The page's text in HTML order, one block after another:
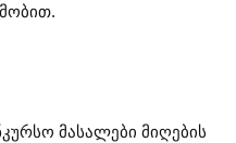
მასალები მიღების